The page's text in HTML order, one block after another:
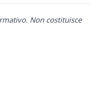
Non costituisce